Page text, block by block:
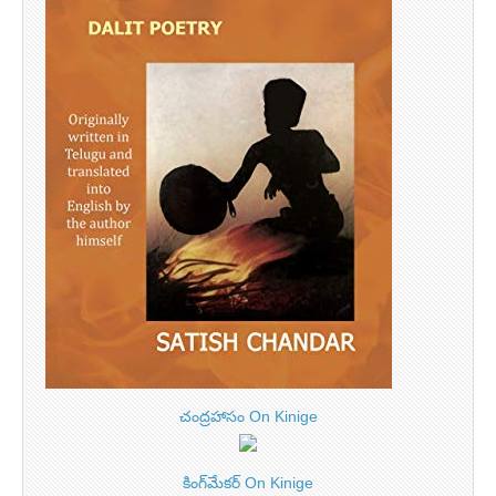
చంద్రహాసం On Kinige
కింగ్‌మేకర్ On Kinige